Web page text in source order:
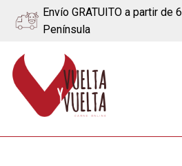
Envío GRATUITO a partir de
Península
Ir
a
navegación
Ir
al
contenido
Quiénes somos